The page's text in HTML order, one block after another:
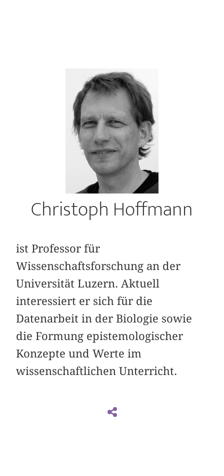
Christoph Hoffmann
ist Professor für
Wissenschaftsforschung an der
Universität Luzern. Aktuell
interessiert er sich für die
Datenarbeit in der Biologie sowie
die Formung epistemologischer
Konzepte und Werte im
wissenschaftlichen Unterricht.